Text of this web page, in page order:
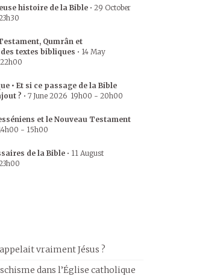
histoire de la Bible • 29 October
Qumrân et
textes bibliques • 14 May
22h00
• Et si ce passage de la Bible
? • 7 June 2026 19h00 - 20h00
et le Nouveau Testament
- 15h00
de la Bible • 11 August
vraiment Jésus ?
dans l’Église catholique